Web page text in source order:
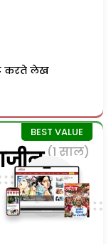
करते लेख
(1 साल)